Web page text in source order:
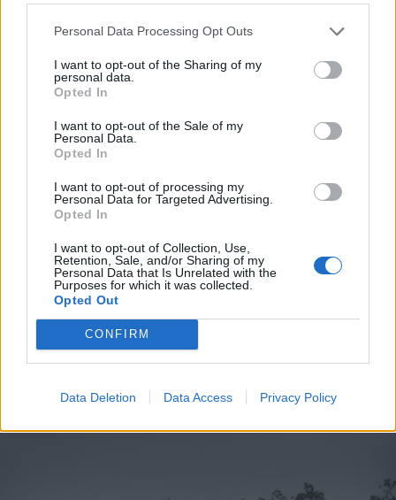
Personal Data Processing Opt Outs
I want to opt-out of the Sharing of my
personal data.
Opted In
I want to opt-out of the Sale of my
Personal Data.
Opted In
I want to opt-out of processing my
Personal Data for Targeted Advertising.
Opted In
I want to opt-out of Collection, Use,
Retention, Sale, and/or Sharing of my
Personal Data that Is Unrelated with the
Purposes for which it was collected.
Opted Out
CONFIRM
Data Deletion Data Access Privacy Policy
2026. augusztus 08., szombat
Baka András elfogadta a felkérést a
köztársasági elnöki tisztségre